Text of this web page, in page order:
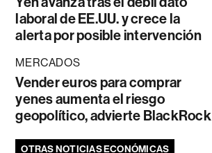
laboral de EE.UU. y crece la
alerta por posible intervención
MERCADOS
Vender euros para comprar
yenes aumenta el riesgo
geopolítico, advierte BlackRock
OTRAS NOTICIAS ECONÓMICAS